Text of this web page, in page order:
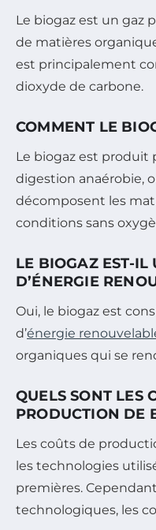
Le biogaz est un gaz
de matières
est principalement
dioxyde de carbone.
COMMENT LE
Le biogaz est produit
digestion anaérobie,
décomposent les
conditions sans
LE BIOGAZ EST-IL
D’ÉNERGIE
Oui, le biogaz est
d’énergie
organiques qui se
QUELS SONT LES
PRODUCTION DE
Les coûts de
les technologies
premières.
technologiques, les